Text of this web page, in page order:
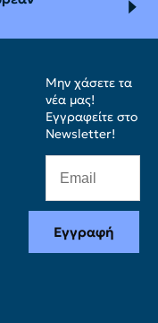
Μην χάσετε τα
νέα μας!
Εγγραφείτε στο
Newsletter!
Εγγραφή